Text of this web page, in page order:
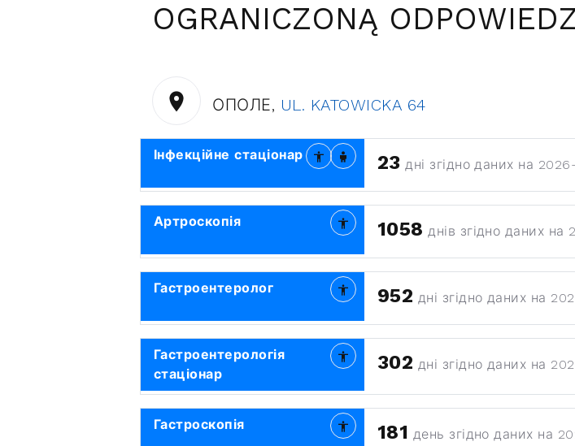
OGRANICZONĄ
ОПОЛЕ, UL. KATOWICKA 64
Інфекційне стаціонар 23 дні згідно даних на
Артроскопія 1058 днів згідно даних на
Гастроентеролог 952 дні згідно даних на
Гастроентерологія
стаціонар
302 дні згідно даних на
Гастроскопія 181 день згідно даних на